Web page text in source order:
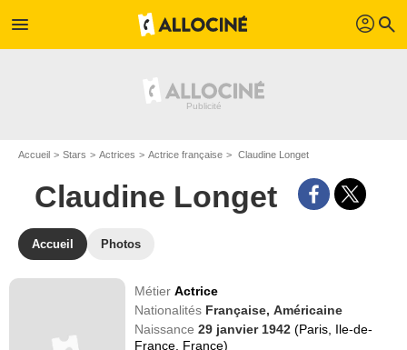
menu profil search
Accueil Stars Actrices Actrice française Claudine Longet
Claudine Longet
Accueil Photos
MétierActrice
Nationalités Française, Américaine
Naissance29 janvier 1942(Paris, Ile-de-
France, France)